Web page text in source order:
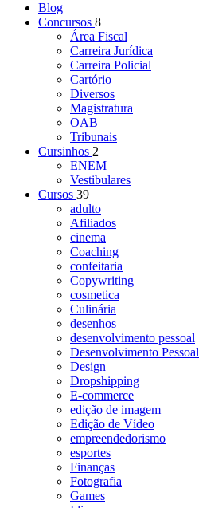
Blog
Concursos 8
Área Fiscal
Carreira Jurídica
Carreira Policial
Cartório
Diversos
Magistratura
OAB
Tribunais
Cursinhos 2
ENEM
Vestibulares
Cursos 39
adulto
Afiliados
cinema
Coaching
confeitaria
Copywriting
cosmetica
Culinária
desenhos
desenvolvimento pessoal
Desenvolvimento Pessoal
Design
Dropshipping
E-commerce
edição de imagem
Edição de Vídeo
empreendedorismo
esportes
Finanças
Fotografia
Games